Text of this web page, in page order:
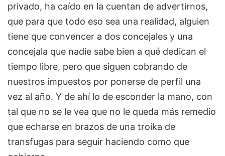
privado, ha caído en la cuentan de advertirnos,
que para que todo eso sea una realidad, alguien
tiene que convencer a dos concejales y una
concejala que nadie sabe bien a qué dedican el
tiempo libre, pero que siguen cobrando de
nuestros impuestos por ponerse de perfil una
vez al año. Y de ahí lo de esconder la mano, con
tal que no se le vea que no le queda más remedio
que echarse en brazos de una troika de
transfugas para seguir haciendo como que